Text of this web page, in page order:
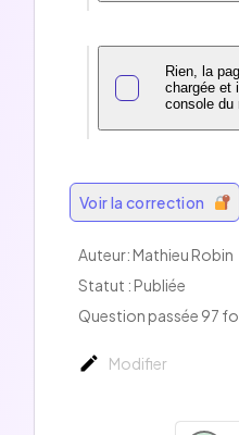
Rien, la
chargée et
console du
Voir la correction
Auteur: Mathieu Robin
Statut : Publiée
Question passée 97
Modifier